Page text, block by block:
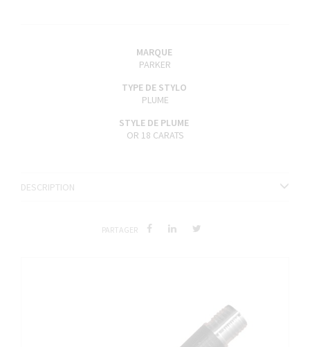
MARQUE
PARKER
TYPE DE STYLO
PLUME
STYLE DE PLUME
OR 18 CARATS
DESCRIPTION
PARTAGER